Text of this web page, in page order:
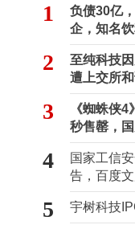
1
负债30亿
企，知名
2
至纯科技
遭上交所
疑其财务
3
《蜘蛛侠
秒售罄，
海外
4
国家工信
告，百度
5 宇树科技